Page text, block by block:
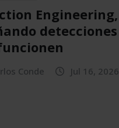
Engineering,
detecciones
Conde Jul 16, 2026